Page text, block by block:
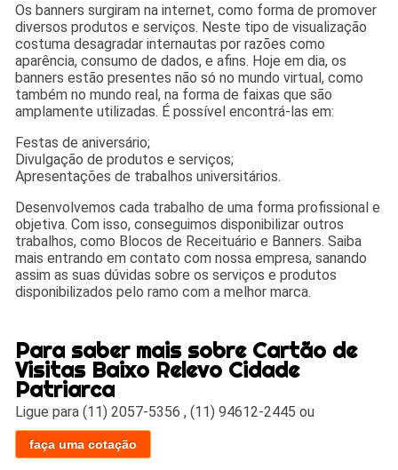
Os banners surgiram na internet, como forma de promover
diversos produtos e serviços. Neste tipo de visualização
costuma desagradar internautas por razões como
aparência, consumo de dados, e afins. Hoje em dia, os
banners estão presentes não só no mundo virtual, como
também no mundo real, na forma de faixas que são
amplamente utilizadas. É possível encontrá-las em:
Festas de aniversário;
Divulgação de produtos e serviços;
Apresentações de trabalhos universitários.
Desenvolvemos cada trabalho de uma forma profissional e
objetiva. Com isso, conseguimos disponibilizar outros
trabalhos, como Blocos de Receituário e Banners. Saiba
mais entrando em contato com nossa empresa, sanando
assim as suas dúvidas sobre os serviços e produtos
disponibilizados pelo ramo com a melhor marca.
Para saber mais sobre Cartão de
Visitas Baixo Relevo Cidade
Patriarca
Ligue para(11) 2057-5356 ,(11) 94612-2445 ou
faça uma cotação